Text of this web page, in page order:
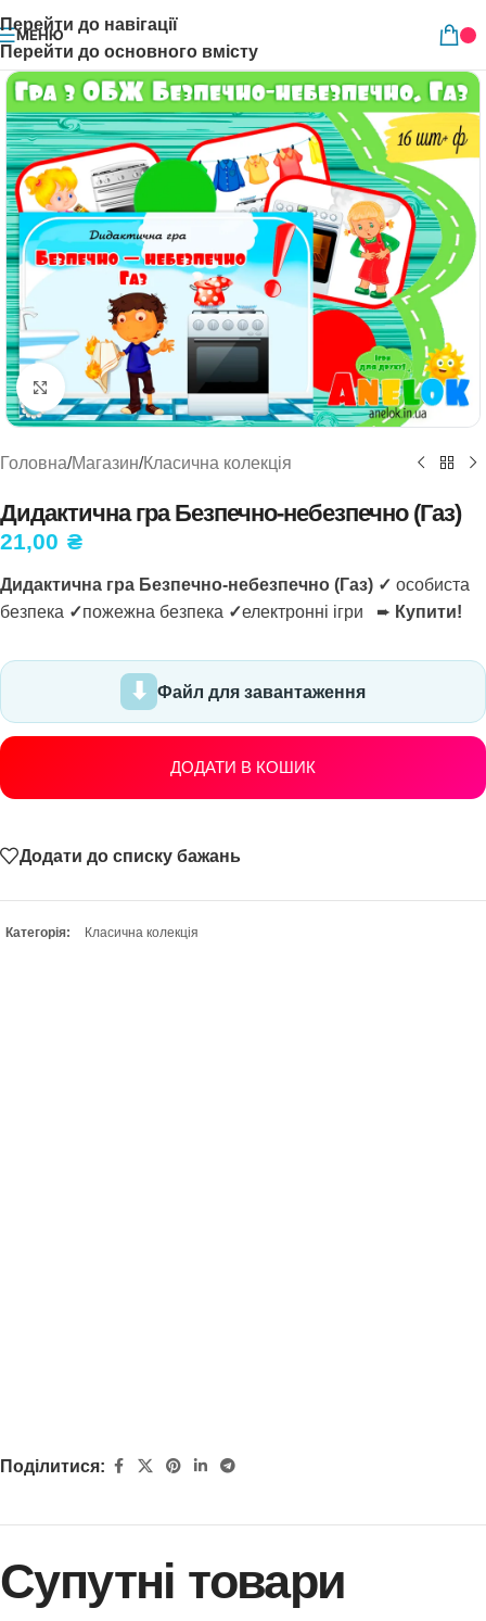
Перейти до навігації
Перейти до основного вмісту
МЕНЮ
Натисніть, щоб збільшити
Головна/Магазин/Класична колекція
Дидактична гра Безпечно-небезпечно (Газ)
21,00 ₴
Дидактична гра Безпечно-небезпечно (Газ) ✓ особиста
безпека ✓пожежна безпека ✓електронні ігри ➨ Купити!
Файл для завантаження
ДОДАТИ В КОШИК
Додати до списку бажань
Категорія: Класична колекція
Поділитися:
Супутні товари